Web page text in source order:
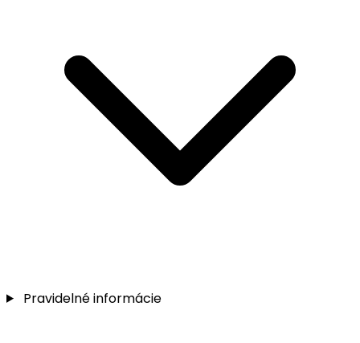
Pravidelné informácie